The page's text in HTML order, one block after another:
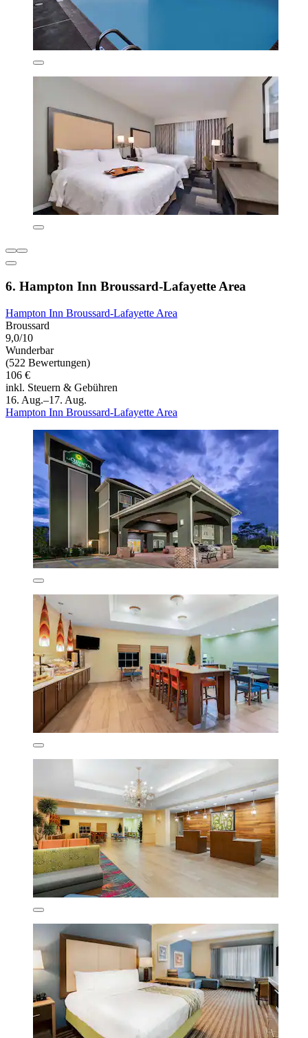
6. Hampton Inn Broussard-Lafayette Area
Hampton Inn Broussard-Lafayette Area
Broussard
9,0/10
Wunderbar
(522 Bewertungen)
106 €
inkl. Steuern & Gebühren
16. Aug.–17. Aug.
Hampton Inn Broussard-Lafayette Area